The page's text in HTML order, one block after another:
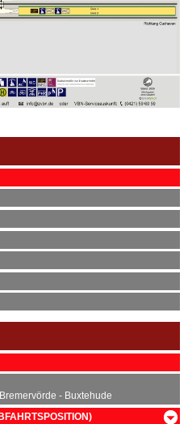
- Buxtehude